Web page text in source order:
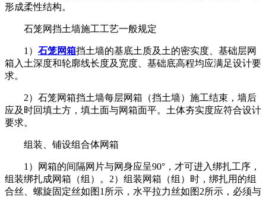
形成柔性结构。
石笼网挡土墙施工工艺一般规定
1） 石笼网箱挡土墙的基底土质及土的密实度、基础层网
箱入土深度和轮廓线长度及宽度、基础底高程均应满足设计要
求。
2）石笼网箱挡土墙每层网箱（挡土墙）施工结束，墙后
应及时回填土方，填土面与网箱面平。土体夯实度应符合设计
要求。
组装、铺设组合体网箱
1）网箱的间隔网片与网身应呈90°，才可进入绑扎工序，
组装绑扎成网箱（组）。2）组装网箱（组）时，绑扎用的组
合丝、螺旋固定丝如图1所示，水平拉力丝如图2所示，必须与